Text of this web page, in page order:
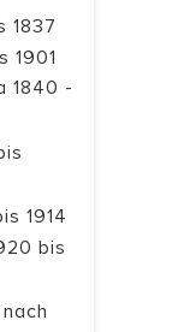
1837
1901
1840 -
1914
bis